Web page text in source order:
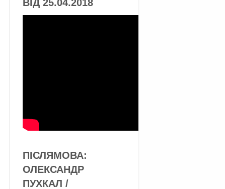
ВІД 25.04.2018
ПІСЛЯМОВА:
ОЛЕКСАНДР
ПУХКАЛ /